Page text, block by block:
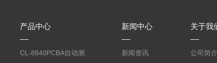
产品中心
CL-8840PCBA自动测
新闻中心
新闻资讯
关于我
公司简介